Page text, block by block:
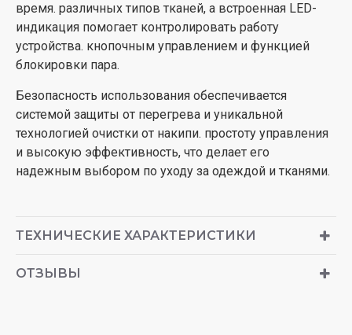
время. различных типов тканей, а встроенная LED-
индикация помогает контролировать работу
устройства. кнопочным управлением и функцией
блокировки пара.
Безопасность использования обеспечивается
системой защиты от перегрева и уникальной
технологией очистки от накипи. простоту управления
и высокую эффективность, что делает его
надежным выбором по уходу за одеждой и тканями.
ТЕХНИЧЕСКИЕ ХАРАКТЕРИСТИКИ
ОТЗЫВЫ